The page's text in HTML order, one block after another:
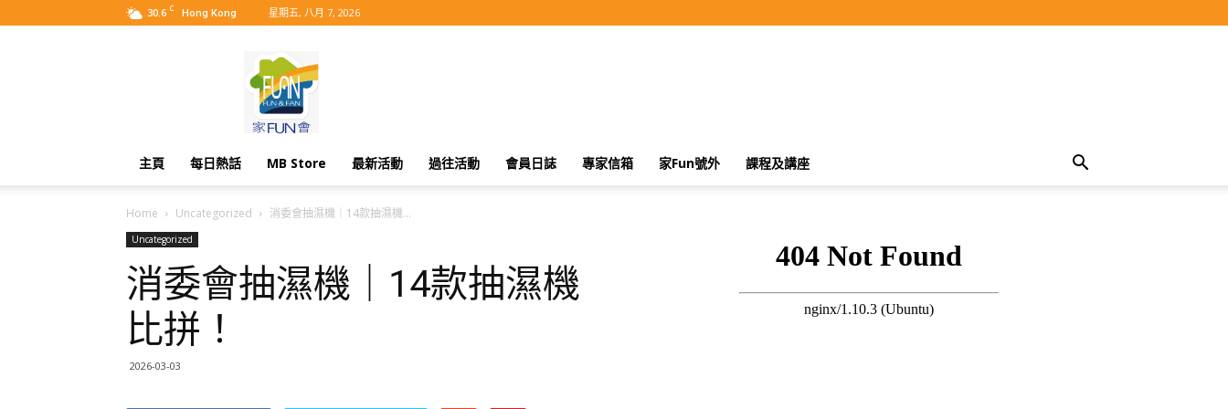
30.6 C Hong Kong 星期五, 八月 7, 2026
主頁 每日熱話 MB Store 最新活動 過往活動 會員日誌 專家信箱 家Fun號外 課程及講座
Home Uncategorized 消委會抽濕機｜14款抽濕機...
Uncategorized
消委會抽濕機｜14款抽濕機
比拼！
2026-03-03